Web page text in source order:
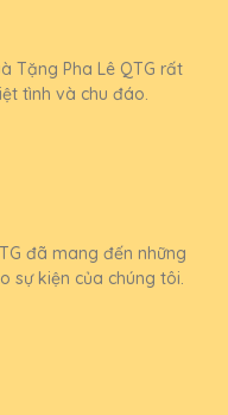
Tặng Pha Lê QTG rất
tình và chu đáo.
đã mang đến những
sự kiện của chúng tôi.